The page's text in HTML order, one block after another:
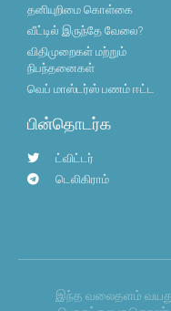
தனியுறிமை கொள்கை
வீட்டில் இருந்தே வேலை?
விதிமுறைகள் மற்றும்
நிபந்தனைகள்
வெப் மாஸ்டர்ஸ் பணம் ஈட்ட
பின்தொடர்க
ட்விட்டர்
டெலிகிராம்
இந்த வலைதளம் வயது